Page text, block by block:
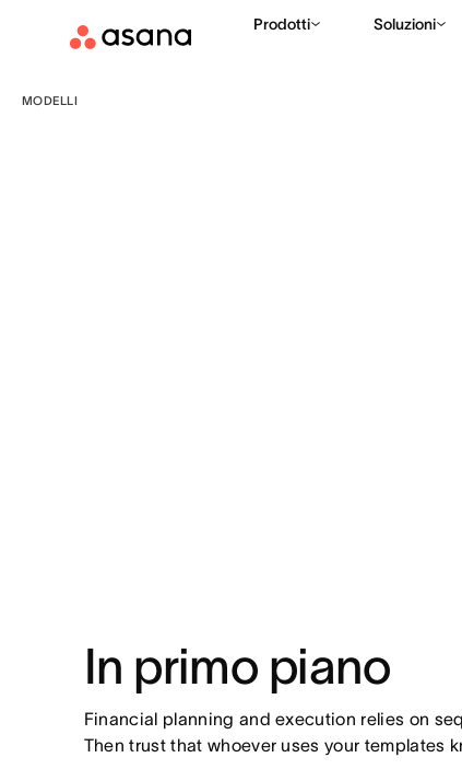
Prodotti Soluzioni
MODELLI
In primo piano
Financial planning and execution relies on
Then trust that whoever uses your templates